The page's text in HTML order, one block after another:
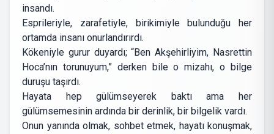
insandı.
Esprileriyle, zarafetiyle, birikimiyle bulunduğu her
ortamda insanı onurlandırırdı.
Kökeniyle gurur duyardı; “Ben Akşehirliyim, Nasrettin
Hoca’nın torunuyum,” derken bile o mizahı, o bilge
duruşu taşırdı.
Hayata hep gülümseyerek baktı ama her
gülümsemesinin ardında bir derinlik, bir bilgelik vardı.
Onun yanında olmak, sohbet etmek, hayatı konuşmak,